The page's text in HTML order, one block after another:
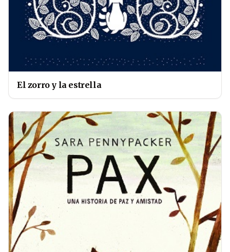
El zorro y la estrella